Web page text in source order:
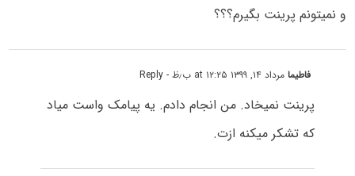
و نمیتونم پرینت بگیرم؟؟؟
فاطیمامرداد ۱۴, ۱۳۹۹ at ۱۲:۲۵ ب٫ظ - Reply
پرینت نمیخاد. من انجام دادم. یه پیامک واست میاد
که تشکر میکنه ازت.